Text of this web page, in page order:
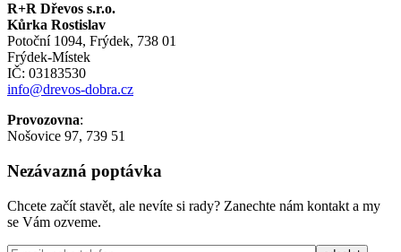
R+R Dřevos s.r.o.
Kůrka Rostislav
Potoční 1094, Frýdek, 738 01
Frýdek-Místek
IČ: 03183530
info@drevos-dobra.cz
Provozovna:
Nošovice 97, 739 51
Nezávazná poptávka
Chcete začít stavět, ale nevíte si rady? Zanechte nám kontakt a my
se Vám ozveme.